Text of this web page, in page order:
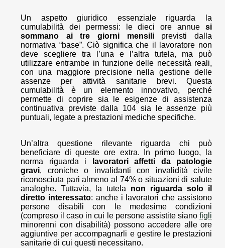
Un aspetto giuridico essenziale riguarda la
cumulabilità dei permessi: le dieci ore annue si
sommano ai tre giorni mensiliprevisti dalla
normativa “base”. Ciò significa che il lavoratore non
deve scegliere tra l’una e l’altra tutela, ma può
utilizzare entrambe in funzione delle necessità reali,
con una maggiore precisione nella gestione delle
assenze per attività sanitarie brevi. Questa
cumulabilità è un elemento innovativo, perché
permette di coprire sia le esigenze di assistenza
continuativa previste dalla 104 sia le assenze più
puntuali, legate a prestazioni mediche specifiche.
Un’altra questione rilevante riguarda chi può
beneficiare di queste ore extra. In primo luogo, la
norma riguarda i
lavoratori affetti da patologie
gravi, croniche o invalidanti con invalidità civile
riconosciuta pari almeno al 74% o situazioni di salute
analoghe. Tuttavia, la tutela non riguarda solo il
diretto interessato: anche i lavoratori che assistono
persone disabili con le medesime condizioni
(compreso il caso in cui le persone assistite siano figli
minorenni con disabilità) possono accedere alle ore
aggiuntive per accompagnarli e gestire le prestazioni
sanitarie di cui questi necessitano.